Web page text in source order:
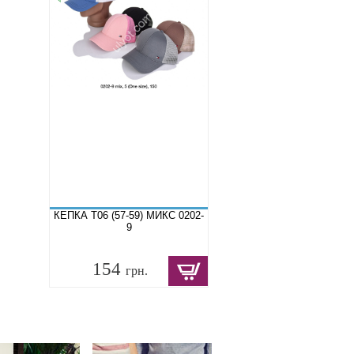
КЕПКА T06 (57-59) МИКС 0202-
9
154 грн.